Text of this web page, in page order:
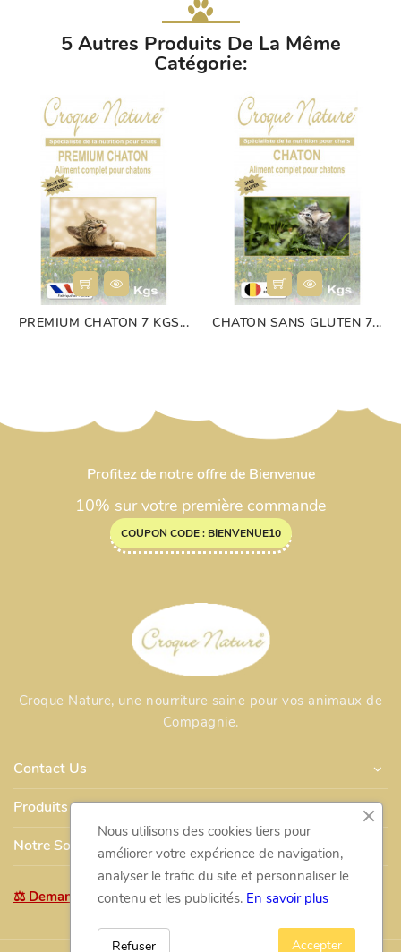
5 Autres Produits De La Même
Catégorie:
PREMIUM CHATON 7 KGS... CHATON SANS GLUTEN 7...
Profitez de notre offre de Bienvenue
10% sur votre première commande
COUPON CODE : BIENVENUE10
Croque Nature, une nourriture saine pour vos animaux de
Compagnie.
Contact Us
Produits
Notre Société
⚖ Demande de retour / rétractation
Nous utilisons des cookies tiers pour
améliorer votre expérience de navigation,
analyser le trafic du site et personnaliser le
contenu et les publicités. En savoir plus
Accepter
Refuser